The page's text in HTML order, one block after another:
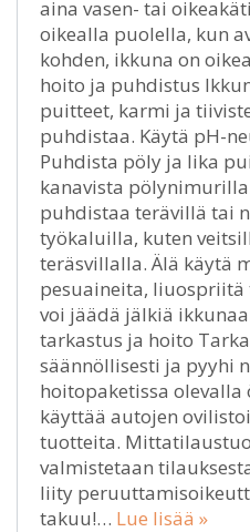
aina vasen- tai
oikealla puolella, kun
kohden, ikkuna on
hoito ja puhdistus
puitteet, karmi ja
puhdistaa. Käytä pH-
Puhdista pöly ja lika
kanavista
puhdistaa terävillä tai
työkaluilla, kuten
teräsvillalla. Älä käytä
pesuaineita,
voi jäädä jälkiä
tarkastus ja hoito
säännöllisesti ja pyyhi
hoitopaketissa olevalla
käyttää autojen
tuotteita.
valmistetaan
liity
takuu!… Lue lisää »